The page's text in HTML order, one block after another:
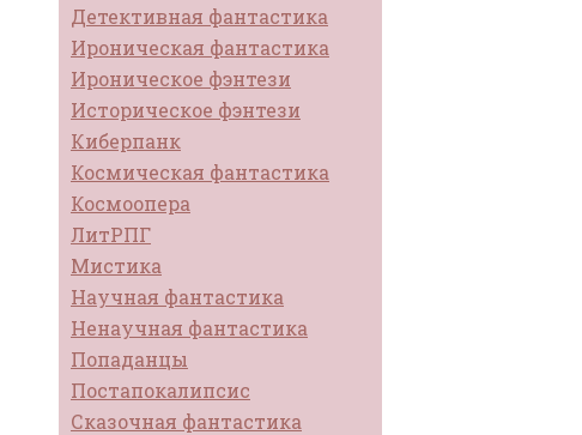
Детективная фантастика
Ироническая фантастика
Ироническое фэнтези
Историческое фэнтези
Киберпанк
Космическая фантастика
Космоопера
ЛитРПГ
Мистика
Научная фантастика
Ненаучная фантастика
Попаданцы
Постапокалипсис
Сказочная фантастика